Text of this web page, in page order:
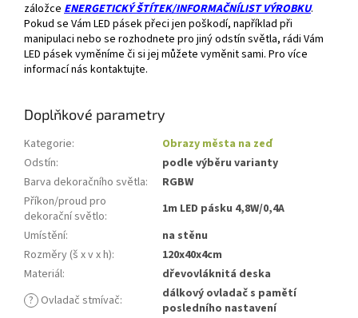
záložce ENERGETICKÝ ŠTÍTEK/INFORMAČNÍLIST VÝROBKU.
Pokud se Vám LED pásek přeci jen poškodí, například při
manipulaci nebo se rozhodnete pro jiný odstín světla, rádi Vám
LED pásek vyměníme či si jej můžete vyměnit sami. Pro více
informací nás kontaktujte.
Doplňkové parametry
Kategorie:
Obrazy města na zeď
Odstín:
podle výběru varianty
Barva dekoračního světla:
RGBW
Příkon/proud pro
dekorační světlo:
1m LED pásku 4,8W/0,4A
Umístění:
na stěnu
Rozměry (š x v x h):
120x40x4cm
Materiál:
dřevovláknitá deska
? Ovladač stmívač:
dálkový ovladač s pamětí
posledního nastavení